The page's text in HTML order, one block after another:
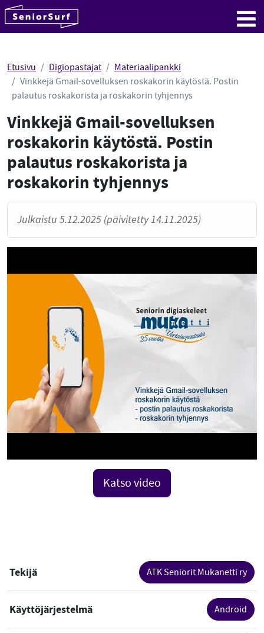
Hyppää sisältöön
Etusivu Digiopastajat
Materiaalipankki
Vinkkejä Gmail-sovelluksen roskakorin käytöstä. Postin
palautus roskakorista ja roskakorin tyhjennys
Vinkkejä Gmail-sovelluksen
roskakorin käytöstä. Postin
palautus roskakorista ja
roskakorin tyhjennys
Julkaistu 5.12.2025 (päivitetty 14.11.2025)
Katso video
Tekijä ATK Seniorit Mukanetti ry
Käyttöjärjestelmä Android